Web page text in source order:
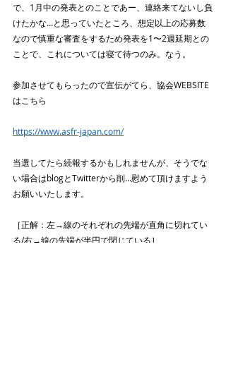
で、1月中の発表とのことであー、連絡来てないし負
けたかな…と思っていたところ、想定以上の応募数
なので慎重な審査をするため発表を1〜2週延期との
ことで、これについては寝て待つのみ。なう。
参加させてもらったので宣伝がてら、協会WEBSITE
はこちら
https://www.asfr-japan.com/
当選してたら続報するかもしれませんが、そうでな
い場合はblogとTwitterから削…慰めて頂けますよう
お願いいたします。
［正解：左→線のそれぞれの先端が直角に切れてい
る/右→線の先端が半円で閉じている］